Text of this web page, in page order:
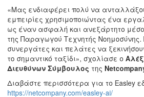
«Μας ενδιαφέρει πολύ να
εμπειρίες χρησιμοποιώντας ένα
ως έναν ασφαλή και ανεξάρτητο
της Παραγωγού Τεχνητής
συνεργάτες και πελάτες να
το σημαντικό ταξίδι», σχολίασε ο
Διευθύνων Σύμβουλος της
Διαβάστε περισσότερα για το Easley
https://netcompany.com/easley-ai/